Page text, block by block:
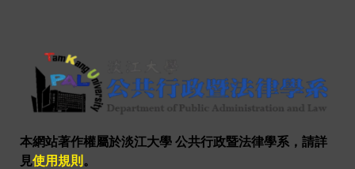
本網站著作權屬於淡江大學 公共行政暨法律學系，請詳
見使用規則 。